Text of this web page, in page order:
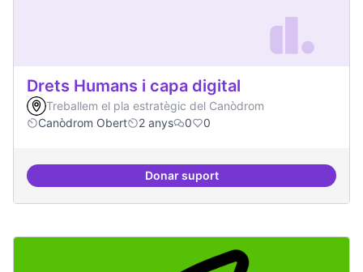
Drets Humans i capa digital
Treballem el pla estratègic del Canòdrom
Canòdrom Obert
2 anys 0 0
Donar suportDrets Humans i capa digital